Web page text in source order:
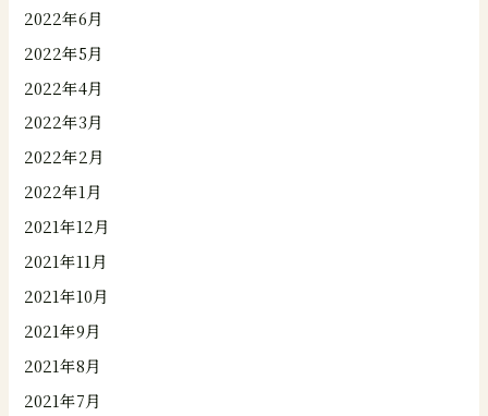
2022年6月
2022年5月
2022年4月
2022年3月
2022年2月
2022年1月
2021年12月
2021年11月
2021年10月
2021年9月
2021年8月
2021年7月